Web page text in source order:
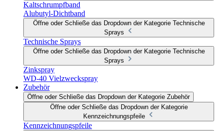
Kaltschrumpfband
Alubutyl-Dichtband
Öffne oder Schließe das Dropdown der Kategorie Technische
Sprays
Technische Sprays
Öffne oder Schließe das Dropdown der Kategorie Technische
Sprays
Zinkspray
WD-40 Vielzweckspray
Zubehör
Öffne oder Schließe das Dropdown der Kategorie Zubehör
Öffne oder Schließe das Dropdown der Kategorie
Kennzeichnungspfeile
Kennzeichnungspfeile